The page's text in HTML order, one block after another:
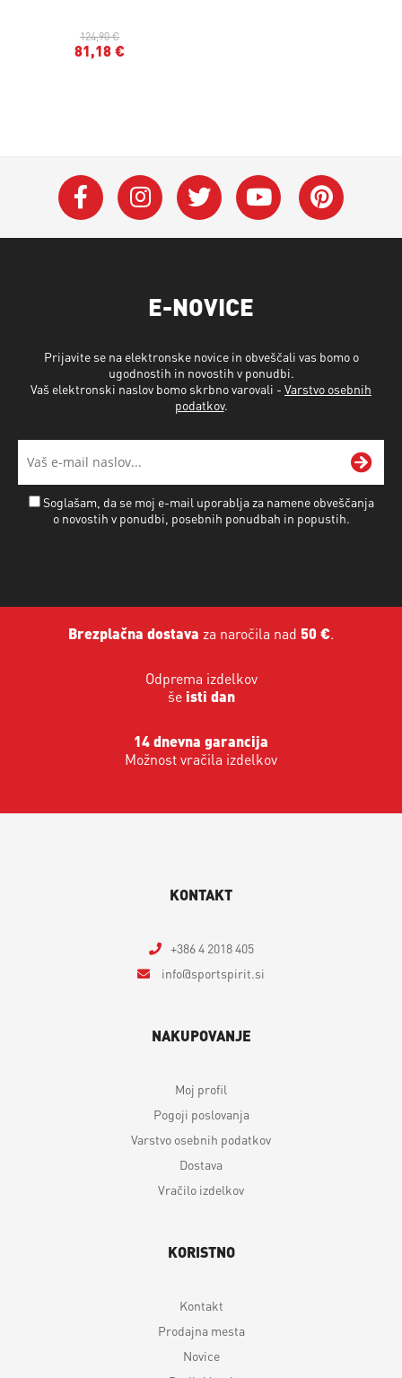
124,90 €
81,18 €
E-NOVICE
Prijavite se na elektronske novice in obveščali vas bomo o
ugodnostih in novostih v ponudbi.
Vaš elektronski naslov bomo skrbno varovali - Varstvo osebnih
podatkov.
Soglašam, da se moj e-mail uporablja za namene obveščanja
o novostih v ponudbi, posebnih ponudbah in popustih.
Brezplačna dostava za naročila nad 50 €.
Odprema izdelkov
še isti dan
14 dnevna garancija
Možnost vračila izdelkov
KONTAKT
+386 4 2018 405
info
sportspirit.si
NAKUPOVANJE
Moj profil
Pogoji poslovanja
Varstvo osebnih podatkov
Dostava
Vračilo izdelkov
KORISTNO
Kontakt
Prodajna mesta
Novice